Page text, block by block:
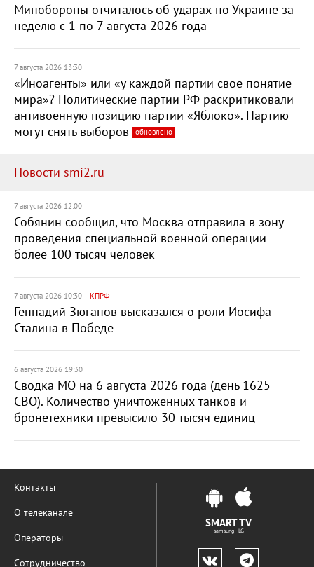
Минобороны отчиталось об ударах по Украине за
неделю с 1 по 7 августа 2026 года
7 августа 2026 13:30
«Иноагенты» или «у каждой партии свое понятие
мира»? Политические партии РФ раскритиковали
антивоенную позицию партии «Яблоко». Партию
могут снять выборов
обновлено
Новости smi2.ru
7 августа 2026 12:00
Собянин сообщил, что Москва отправила в зону
проведения специальной военной операции
более 100 тысяч человек
7 августа 2026 10:30 – КПРФ
Геннадий Зюганов высказался о роли Иосифа
Сталина в Победе
6 августа 2026 19:30
Сводка МО на 6 августа 2026 года (день 1625
СВО). Количество уничтоженных танков и
бронетехники превысило 30 тысяч единиц
Контакты
О телеканале
Операторы
Сотрудничество
SMART TV
samsung LG